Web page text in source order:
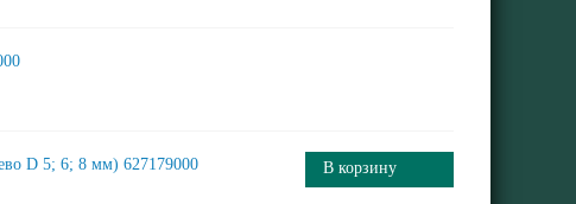
В корзину
D 5; 6; 8 мм) 627179000